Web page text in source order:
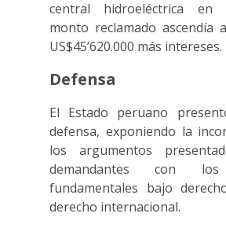
central hidroeléctrica en
monto reclamado ascendía
US$45’620.000 más intereses.
Defensa
El Estado peruano
defensa, exponiendo la
los argumentos
demandantes con los
fundamentales bajo
derecho internacional.